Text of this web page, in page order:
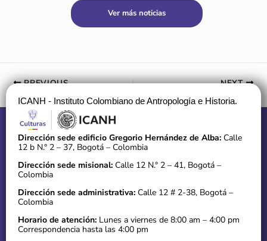
Ver más noticias
PREVIOUS NEXT
ICANH - Instituto Colombiano de Antropología e Historia.
Dirección sede edificio Gregorio Hernández de Alba: Calle
12 b N.° 2 – 37, Bogotá – Colombia
Dirección sede misional: Calle 12 N.° 2 – 41, Bogotá –
Colombia
Dirección sede administrativa: Calle 12 # 2-38, Bogotá –
Colombia
Horario de atención: Lunes a viernes de 8:00 am – 4:00 pm
Correspondencia hasta las 4:00 pm